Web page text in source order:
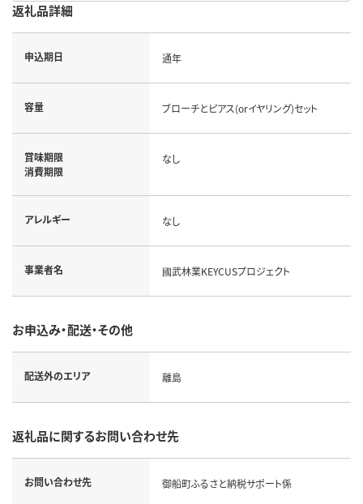
返礼品詳細
申込期日 通年
容量 ブローチとピアス(orイヤリング)セット
賞味期限
消費期限
なし
アレルギー なし
事業者名 國武林業KEYCUSプロジェクト
お申込み・配送・その他
配送外のエリア 離島
返礼品に関するお問い合わせ先
お問い合わせ先 御船町ふるさと納税サポート係